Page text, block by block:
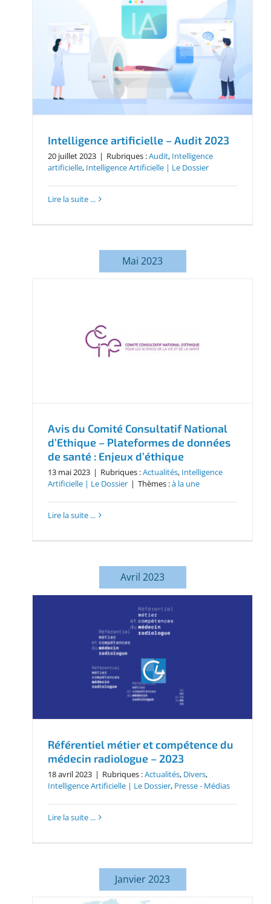
Intelligence artificielle – Audit 2023
20 juillet 2023 | Rubriques :Audit, Intelligence
artificielle, Intelligence Artificielle | Le Dossier
Lire la suite ...
Mai 2023
Avis du Comité Consultatif National
d’Ethique – Plateformes de données
de santé : Enjeux d’éthique
13 mai 2023 | Rubriques :Actualités, Intelligence
Artificielle | Le Dossier | Thèmes :à la une
Lire la suite ...
Avril 2023
Référentiel métier et compétence du
médecin radiologue – 2023
18 avril 2023 | Rubriques :Actualités, Divers,
Intelligence Artificielle | Le Dossier, Presse - Médias
Lire la suite ...
Janvier 2023